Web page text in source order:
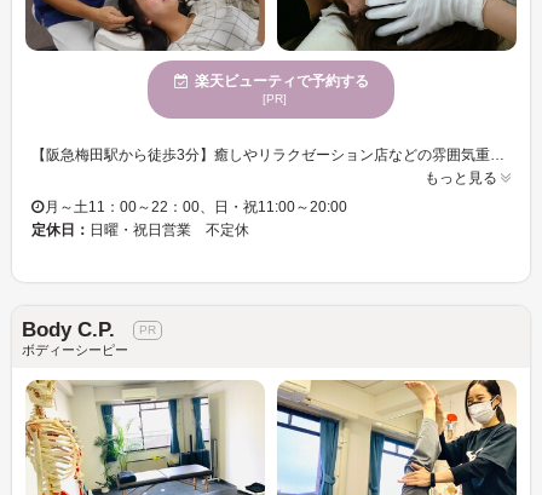
楽天ビューティで予約する
[PR]
【阪急梅田駅から徒歩3分】癒しやリラクゼーション店などの雰囲気重視ではなく、施術効果を最優先した営業方針なのでシンプルな店内。分かりやすい体験談を掲示し、効果のイメージが得られやすいようにしています★他人と対面しない待合の作りで、プライバシー充分配慮しています！！ 《小顔矯正、特に非対称な顔の矯正専門院》 【得意技：顎・エラ・頬の非対称専門矯正】単なる小顔でなく左右対称に拘った小顔対称矯正がウリ♪男性にも効果的な施術なので男性も多数通われています◎ 無痛・無圧で安全◎幼稚園児からお年寄りまで、幅広くご利用頂けます♪身体のお悩みを改善したい方は是非『関西プロポーション小顔センター大阪梅田院』にお任せ下さい★
もっと見る
月～土11：00～22：00、日・祝11:00～20:00
定休日： 日曜・祝日営業 不定休
Body C.P.
ボディーシーピー